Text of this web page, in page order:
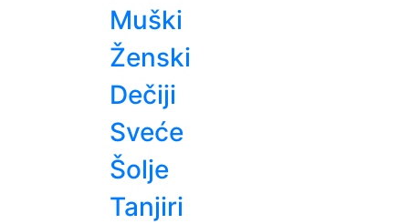
Muški
Ženski
Dečiji
Sveće
Šolje
Tanjiri